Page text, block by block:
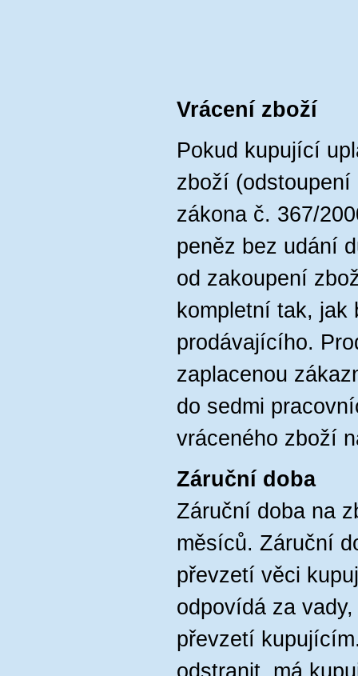
Vrácení zboží
Pokud kupující
zboží
zákona č. 367/
peněz bez udání
od zakoupení
kompletní tak, jak
prodávajícího.
zaplacenou
do sedmi
vráceného zboží
Záruční doba
Záruční doba na
měsíců. Záruční
převzetí věci
odpovídá za
převzetí
odstranit, má